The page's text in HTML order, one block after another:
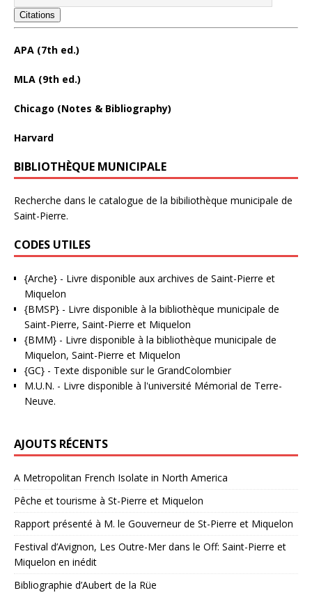
Citations
APA (7th ed.)
MLA (9th ed.)
Chicago (Notes & Bibliography)
Harvard
BIBLIOTHÈQUE MUNICIPALE
Recherche dans le catalogue de la bibiliothèque municipale de
Saint-Pierre.
CODES UTILES
{Arche} - Livre disponible aux archives de Saint-Pierre et
Miquelon
{BMSP} - Livre disponible à la bibliothèque municipale de
Saint-Pierre, Saint-Pierre et Miquelon
{BMM} - Livre disponible à la bibliothèque municipale de
Miquelon, Saint-Pierre et Miquelon
{GC} - Texte disponible sur le GrandColombier
M.U.N. - Livre disponible à l'université Mémorial de Terre-
Neuve.
AJOUTS RÉCENTS
A Metropolitan French Isolate in North America
Pêche et tourisme à St-Pierre et Miquelon
Rapport présenté à M. le Gouverneur de St-Pierre et Miquelon
Festival d’Avignon, Les Outre-Mer dans le Off: Saint-Pierre et
Miquelon en inédit
Bibliographie d’Aubert de la Rüe